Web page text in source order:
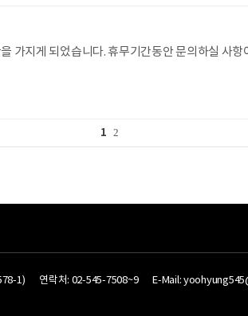
가지게 되었습니다. 휴무기간동안 문의하실 사
1 2
1) 연락처: 02-545-7508~9 E-Mail: